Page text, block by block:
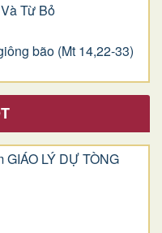
Từ Bỏ
bão (Mt 14,22-33)
GIÁO LÝ DỰ TÒNG